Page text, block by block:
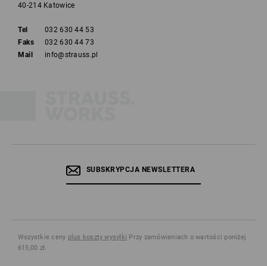
40-214 Katowice
Tel
032 630 44 53
Faks
032 630 44 73
Mail
info@strauss.pl
SUBSKRYPCJA NEWSLETTERA
Wszystkie ceny plus koszty wysyłki Przy zamówieniach o wartości poniżej
615,00 zł.